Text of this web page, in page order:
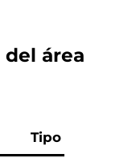
del área
Tipo